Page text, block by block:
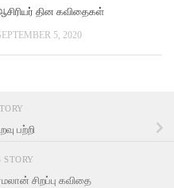
தின கவிதைகள்
5, 2020
பற்றி
STORY
சிறப்பு கவிதை